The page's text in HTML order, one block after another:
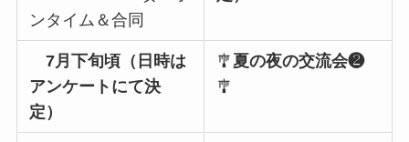
ンタイム＆合同
7月下旬頃（日時は
アンケートにて決
定）
🎐 夏の夜の交流会❷
🎐